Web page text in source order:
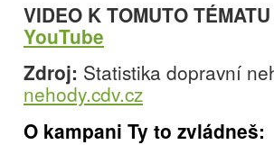
VIDEO K TOMUTO
YouTube
Zdroj: Statistika dopravní
nehody.cdv.cz
O kampani Ty to zvládneš: